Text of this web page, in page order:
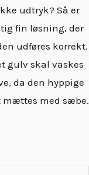
udtryk? Så er
fin løsning, der
udføres korrekt.
gulv skal vaskes
da den hyppige
med sæbe.